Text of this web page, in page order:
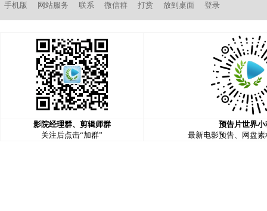
手机版 网站服务 联系 微信群 打赏 放到桌面 登录
影院经理群、剪辑师群
关注后点击“加群”
预告片世界小
最新电影预告、网盘